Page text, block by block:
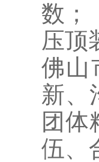
数；
压顶
佛山
新、
团体
伍、